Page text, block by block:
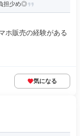
担少め◎
ホ販売の経験がある
気になる